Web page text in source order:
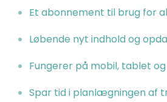
Et abonnement til brug for
Løbende nyt indhold og
Fungerer på mobil, tablet
Spar tid i planlægningen af